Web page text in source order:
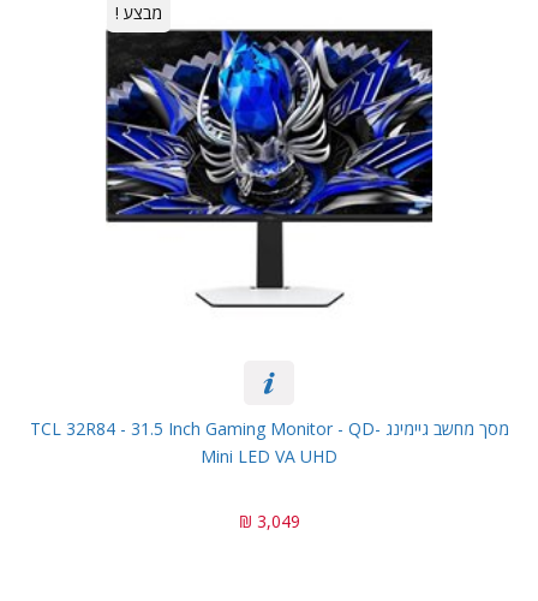
מבצע !
מסך מחשב גיימינג TCL 32R84 - 31.5 Inch Gaming Monitor - QD-
Mini LED VA UHD
3,049 ₪